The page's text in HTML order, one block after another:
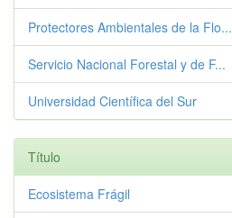
Protectores Ambientales de la Flo...
Servicio Nacional Forestal y de F...
Universidad Científica del Sur
Título
Ecosistema Frágil